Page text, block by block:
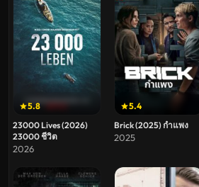
5.8
23000 Lives (2026)
23000 ชีวิต
2026
5.4
Brick (2025) กำแพง
2025